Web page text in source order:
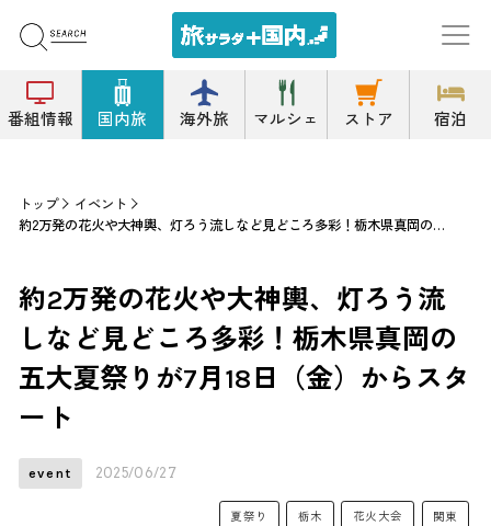
番組情報 国内旅 海外旅 マルシェ ストア 宿泊
トップ
イベント
約2万発の花火や大神輿、灯ろう流しなど見どころ多彩！栃木県真岡の五大夏祭りが7月18日（金）からスタート
約2万発の花火や大神輿、灯ろう流
しなど見どころ多彩！栃木県真岡の
五大夏祭りが7月18日（金）からスタ
ート
event 2025/06/27
夏祭り 栃木 花火大会 関東